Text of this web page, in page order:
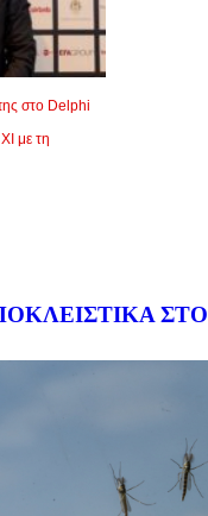
στο Delphi
με τη
ΣΤΟ